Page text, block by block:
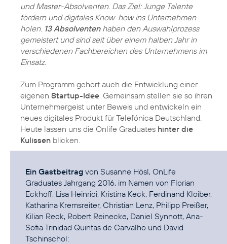
und Master-Absolventen. Das Ziel: Junge Talente
fördern und digitales Know-how ins Unternehmen
holen. 13 Absolventenhaben den Auswahlprozess
gemeistert und sind seit über einem halben Jahr in
verschiedenen Fachbereichen des Unternehmens im
Einsatz.
Zum Programm gehört auch die Entwicklung einer
eigenen Startup-Idee . Gemeinsam stellen sie so ihren
Unternehmergeist unter Beweis und entwickeln ein
neues digitales Produkt für Telefónica Deutschland.
Heute lassen uns die Onlife Graduates hinter die
Kulissen blicken.
Ein Gastbeitrag von Susanne Hösl, OnLife
Graduates Jahrgang 2016, im Namen von Florian
Eckhoff, Lisa Heinrici, Kristina Keck, Ferdinand Kloiber,
Katharina Kremsreiter, Christian Lenz, Philipp Preißer,
Kilian Reck, Robert Reinecke, Daniel Synnott, Ana-
Sofia Trinidad Quintas de Carvalho und David
Tschinschol: